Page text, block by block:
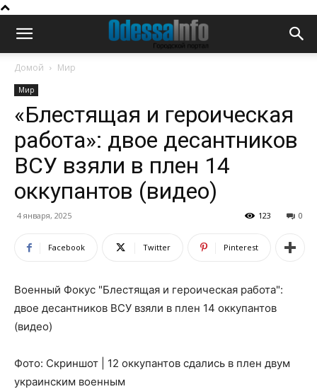
Домой Мир
Мир
«Блестящая и героическая
работа»: двое десантников
ВСУ взяли в плен 14
оккупантов (видео)
4 января, 2025 0
123
Facebook Twitter Pinterest
Военный Фокус "Блестящая и героическая работа":
двое десантников ВСУ взяли в плен 14 оккупантов
(видео)
Фото: Скриншот | 12 оккупантов сдались в плен двум
украинским военным